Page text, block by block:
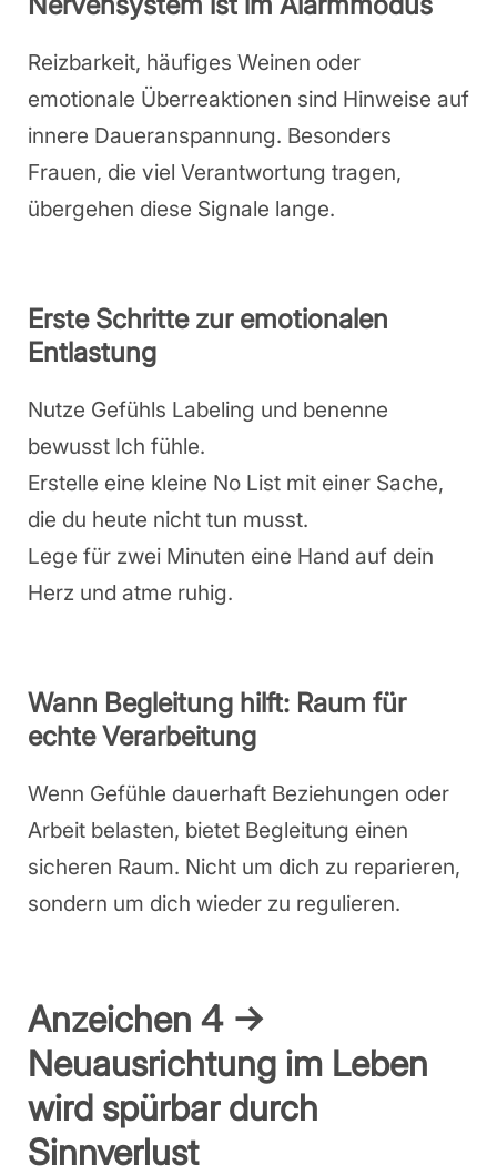
Reizbarkeit, häufiges Weinen oder
emotionale Überreaktionen sind Hinweise auf
innere Daueranspannung. Besonders
Frauen, die viel Verantwortung tragen,
übergehen diese Signale lange.
Erste Schritte zur emotionalen
Entlastung
Nutze Gefühls Labeling und benenne
bewusst Ich fühle.
Erstelle eine kleine No List mit einer Sache,
die du heute nicht tun musst.
Lege für zwei Minuten eine Hand auf dein
Herz und atme ruhig.
Wann Begleitung hilft: Raum für
echte Verarbeitung
Wenn Gefühle dauerhaft Beziehungen oder
Arbeit belasten, bietet Begleitung einen
sicheren Raum. Nicht um dich zu reparieren,
sondern um dich wieder zu regulieren.
Anzeichen 4 →
Neuausrichtung im Leben
wird spürbar durch
Sinnverlust